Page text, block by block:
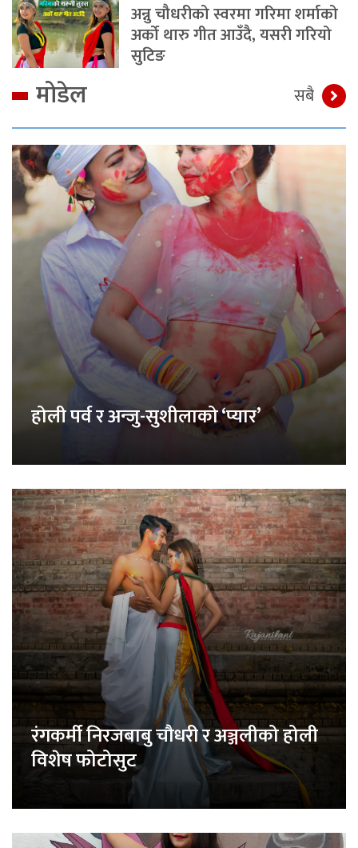
अन्नु चौधरीको स्वरमा गरिमा शर्माको
अर्को थारु गीत आउँदै, यसरी गरियो
सुटिङ
मोडेल सबै
होली पर्व र अन्जु-सुशीलाको ‘प्यार’
रंगकर्मी निरजबाबु चौधरी र अञ्जलीको होली
विशेष फोटोसुट